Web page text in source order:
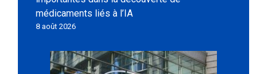
médicaments liés à l’IA
8 août 2026